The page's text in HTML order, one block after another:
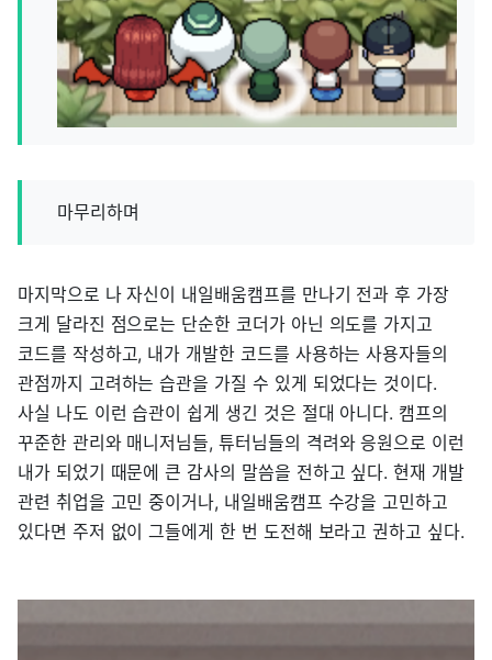
마무리하며
마지막으로 나 자신이 내일배움캠프를 만나기 전과 후 가장
크게 달라진 점으로는 단순한 코더가 아닌 의도를 가지고
코드를 작성하고, 내가 개발한 코드를 사용하는 사용자들의
관점까지 고려하는 습관을 가질 수 있게 되었다는 것이다.
사실 나도 이런 습관이 쉽게 생긴 것은 절대 아니다. 캠프의
꾸준한 관리와 매니저님들, 튜터님들의 격려와 응원으로 이런
내가 되었기 때문에 큰 감사의 말씀을 전하고 싶다. 현재 개발
관련 취업을 고민 중이거나, 내일배움캠프 수강을 고민하고
있다면 주저 없이 그들에게 한 번 도전해 보라고 권하고 싶다.